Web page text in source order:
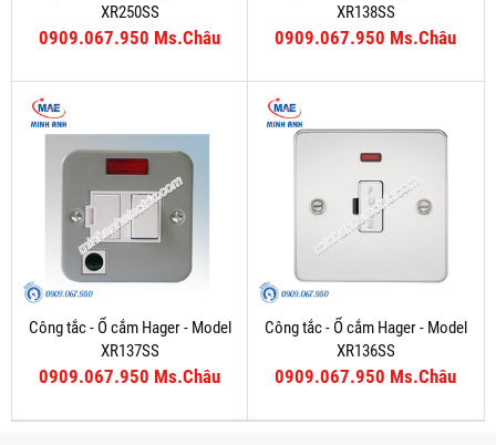
XR250SS
0909.067.950 Ms.Châu
XR138SS
0909.067.950 Ms.Châu
Công tắc - Ổ cắm Hager - Model
XR137SS
0909.067.950 Ms.Châu
Công tắc - Ổ cắm Hager - Model
XR136SS
0909.067.950 Ms.Châu